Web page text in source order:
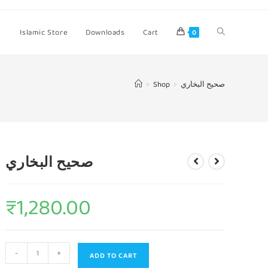
Islamic Store Downloads Cart 0
> Shop > صحيح البخاري
صحيح البخاري
₹1,280.00
- + ADD TO CART